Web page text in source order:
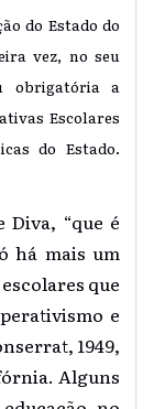
do Estado do
vez, no seu
obrigatória a
Escolares
do Estado.
“que é
há mais um
que
e
1949,
Alguns